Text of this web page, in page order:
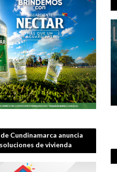
Cundinamarca anuncia
de vivienda